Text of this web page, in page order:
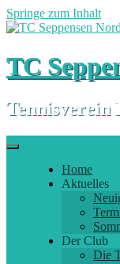
Springe zum Inhalt
TC
Tennisverein
Home
Aktuelles
Der Club
Die